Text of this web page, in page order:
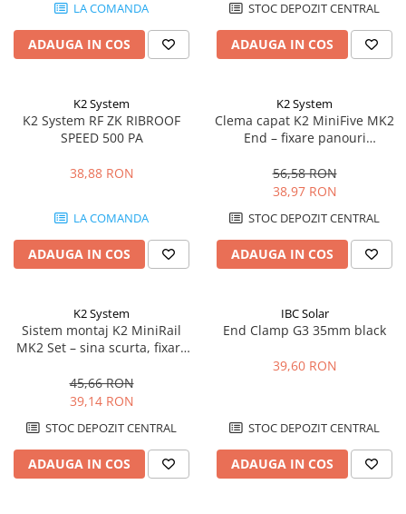
LA COMANDA
ADAUGA IN COS
STOC DEPOZIT CENTRAL
ADAUGA IN COS
K2 System
K2 System RF ZK RIBROOF
SPEED 500 PA
38,88 RON
LA COMANDA
ADAUGA IN COS
K2 System
Clema capat K2 MiniFive MK2
End – fixare panouri
MiniFive
56,58 RON
38,97 RON
STOC DEPOZIT CENTRAL
ADAUGA IN COS
K2 System
Sistem montaj K2 MiniRail
MK2 Set – sina scurta, fixare
panouri
45,66 RON
39,14 RON
STOC DEPOZIT CENTRAL
ADAUGA IN COS
IBC Solar
End Clamp G3 35mm black
39,60 RON
STOC DEPOZIT CENTRAL
ADAUGA IN COS